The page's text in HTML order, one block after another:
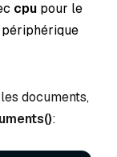
cpu pour le
documents,
: